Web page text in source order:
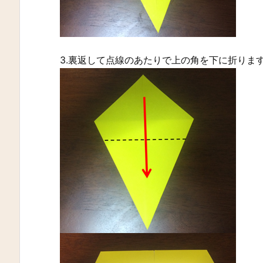
3.裏返して点線のあたりで上の角を下に折りま